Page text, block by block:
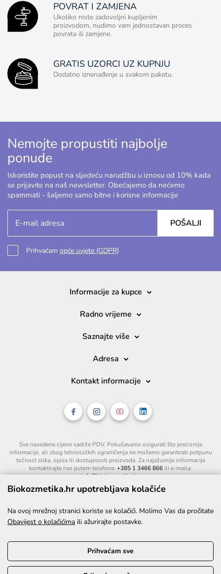
POVRAT I ZAMJENA
Ukoliko niste zadovoljni kupljenim
proizvodom, nudimo vam jednostavan proces
povrata ili zamjene.
GRATIS UZORCI UZ KUPNJU
Dodatno iznenađenje u svakom paketu.
Nemojte propustiti najbolje
ponude
Iskoristite popust na sljedeću narudžbu u iznosu od 10% kada
se prijavite na naš newsletter. Obećajemo da nećemo
spammati - šaljemo samo bitne i korisne informacije
POŠALJI
Prihvaćam opće uvjete (GDPR)
Informacije za kupce
Radno vrijeme
Saznajte više
Adresa
Kontakt informacije
Sve navedene cijene sadrže PDV. Pokušavamo osigurati što preciznije
informacije, ali zbog tehnoloških ograničenja ne možemo garantirati potpunu
točnost slika, opisa ili dostupnosti proizvoda. Za najažurnije informacije
kontaktirajte nas putem telefona: +385 1 3466 866 ili e-maila:
info@biokozmetika.hr.
Biokozmetika.hr upotrebljava kolačiće
Na ovoj mrežnoj stranici koriste se kolačići. Molimo Vas da pročitate
Obavijest o kolačićima ili ažurirajte postavke.
Prihvaćam sve